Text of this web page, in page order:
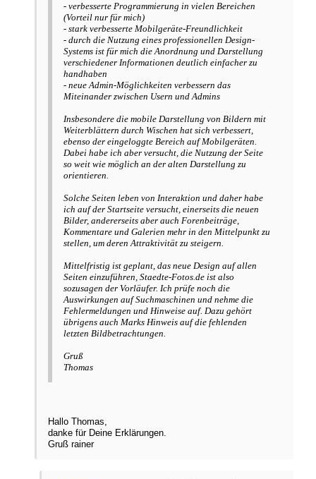
- verbesserte Programmierung in vielen Bereichen
(Vorteil nur für mich)
- stark verbesserte Mobilgeräte-Freundlichkeit
- durch die Nutzung eines professionellen Design-
Systems ist für mich die Anordnung und Darstellung
verschiedener Informationen deutlich einfacher zu
handhaben
- neue Admin-Möglichkeiten verbessern das
Miteinander zwischen Usern und Admins
Insbesondere die mobile Darstellung von Bildern mit
Weiterblättern durch Wischen hat sich verbessert,
ebenso der eingeloggte Bereich auf Mobilgeräten.
Dabei habe ich aber versucht, die Nutzung der Seite
so weit wie möglich an der alten Darstellung zu
orientieren.
Solche Seiten leben von Interaktion und daher habe
ich auf der Startseite versucht, einerseits die neuen
Bilder, andererseits aber auch Forenbeiträge,
Kommentare und Galerien mehr in den Mittelpunkt zu
stellen, um deren Attraktivität zu steigern.
Mittelfristig ist geplant, das neue Design auf allen
Seiten einzuführen, Staedte-Fotos.de ist also
sozusagen der Vorläufer. Ich prüfe noch die
Auswirkungen auf Suchmaschinen und nehme die
Fehlermeldungen und Hinweise auf. Dazu gehört
übrigens auch Marks Hinweis auf die fehlenden
letzten Bildbetrachtungen.
Gruß
Thomas
Hallo Thomas,
danke für Deine Erklärungen.
Gruß rainer